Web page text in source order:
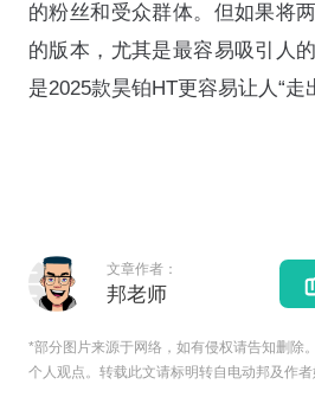
的粉丝和受众群体。但如果将
的版本，尤其是最容易吸引人
是2025款昊铂HT更容易让人“走
文章作者：
邦老师
*部分图片来源于网络，如有侵权请告知删除
个人观点。转载此文请标明转自电动邦及作者